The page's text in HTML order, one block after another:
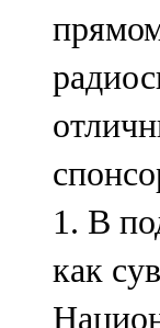
Теләче
106,1
Түбән
102,6
107,7
1. В
как